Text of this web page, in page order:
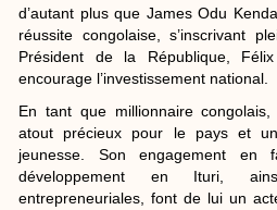
d’autant plus que James Odu
réussite congolaise, s’inscrivant
Président de la République,
encourage l’investissement national.
En tant que millionnaire
atout précieux pour le pays et
jeunesse. Son engagement
développement en Ituri,
entrepreneuriales, font de lui un